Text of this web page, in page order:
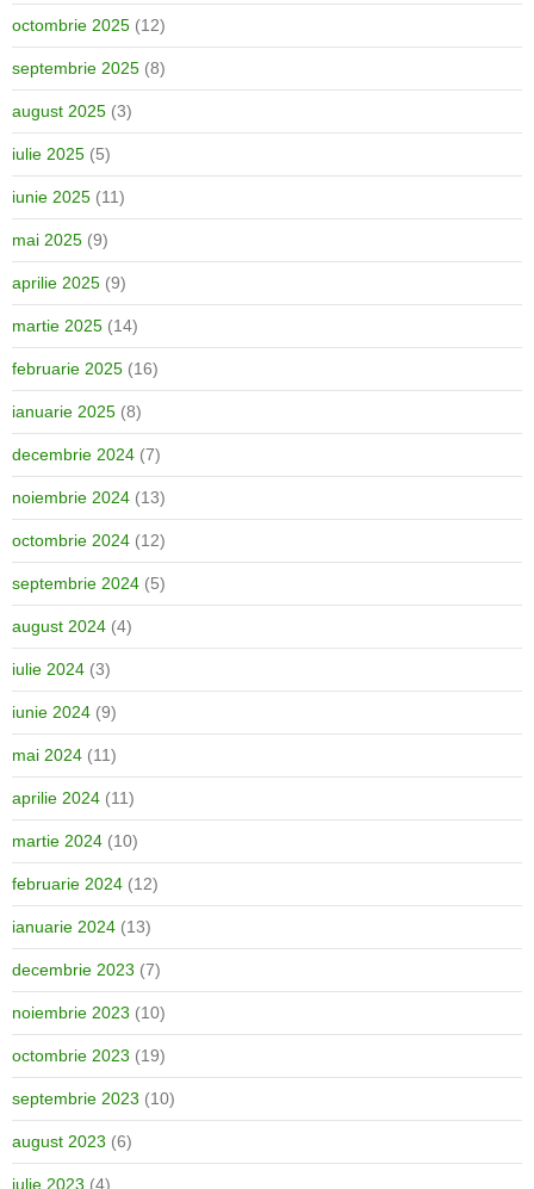
octombrie 2025 (12)
septembrie 2025 (8)
august 2025 (3)
iulie 2025 (5)
iunie 2025 (11)
mai 2025 (9)
aprilie 2025 (9)
martie 2025 (14)
februarie 2025 (16)
ianuarie 2025 (8)
decembrie 2024 (7)
noiembrie 2024 (13)
octombrie 2024 (12)
septembrie 2024 (5)
august 2024 (4)
iulie 2024 (3)
iunie 2024 (9)
mai 2024 (11)
aprilie 2024 (11)
martie 2024 (10)
februarie 2024 (12)
ianuarie 2024 (13)
decembrie 2023 (7)
noiembrie 2023 (10)
octombrie 2023 (19)
septembrie 2023 (10)
august 2023 (6)
iulie 2023 (4)